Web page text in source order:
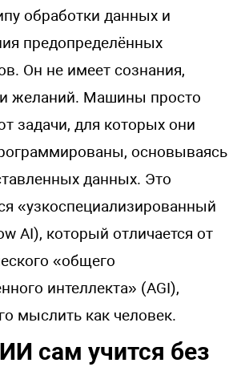
обработки данных и
предопределённых
Он не имеет сознания,
желаний. Машины просто
задачи, для которых они
основываясь
данных. Это
«узкоспециализированный
AI), который отличается от
«общего
интеллекта» (AGI),
мыслить как человек.
сам учится без